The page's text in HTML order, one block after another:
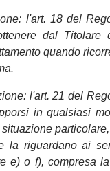
l'art. 18 del
dal Titolare
quando
l'art. 21 del
in qualsiasi
la riguardano ai
e) o f), compresa